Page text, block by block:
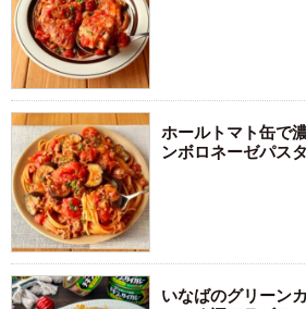
ホールトマト缶で
ンボロネーゼパスタ
いなばのグリーン